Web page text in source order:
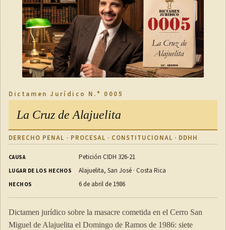
Dictamen Jurídico N.° 0005
La Cruz de Alajuelita
DERECHO PENAL · PROCESAL · CONSTITUCIONAL · DDHH
CAUSA Petición CIDH 326-21
LUGAR DE LOS HECHOS Alajuelita, San José · Costa Rica
HECHOS 6 de abril de 1986
Dictamen jurídico sobre la masacre cometida en el Cerro San
Miguel de Alajuelita el Domingo de Ramos de 1986: siete